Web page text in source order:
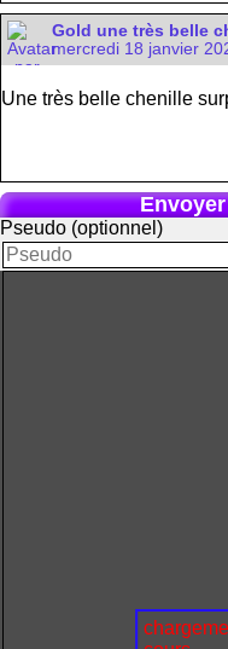
Gold une très belle
mercredi 18 janvier
Une très belle chenille
Pseudo (optionnel)